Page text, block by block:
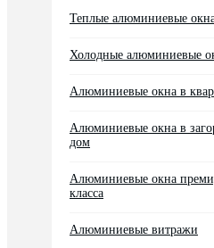
Теплые алюминиевые
Холодные алюминиевые
Алюминиевые окна в
Алюминиевые окна в
дом
Алюминиевые окна
класса
Алюминиевые витражи